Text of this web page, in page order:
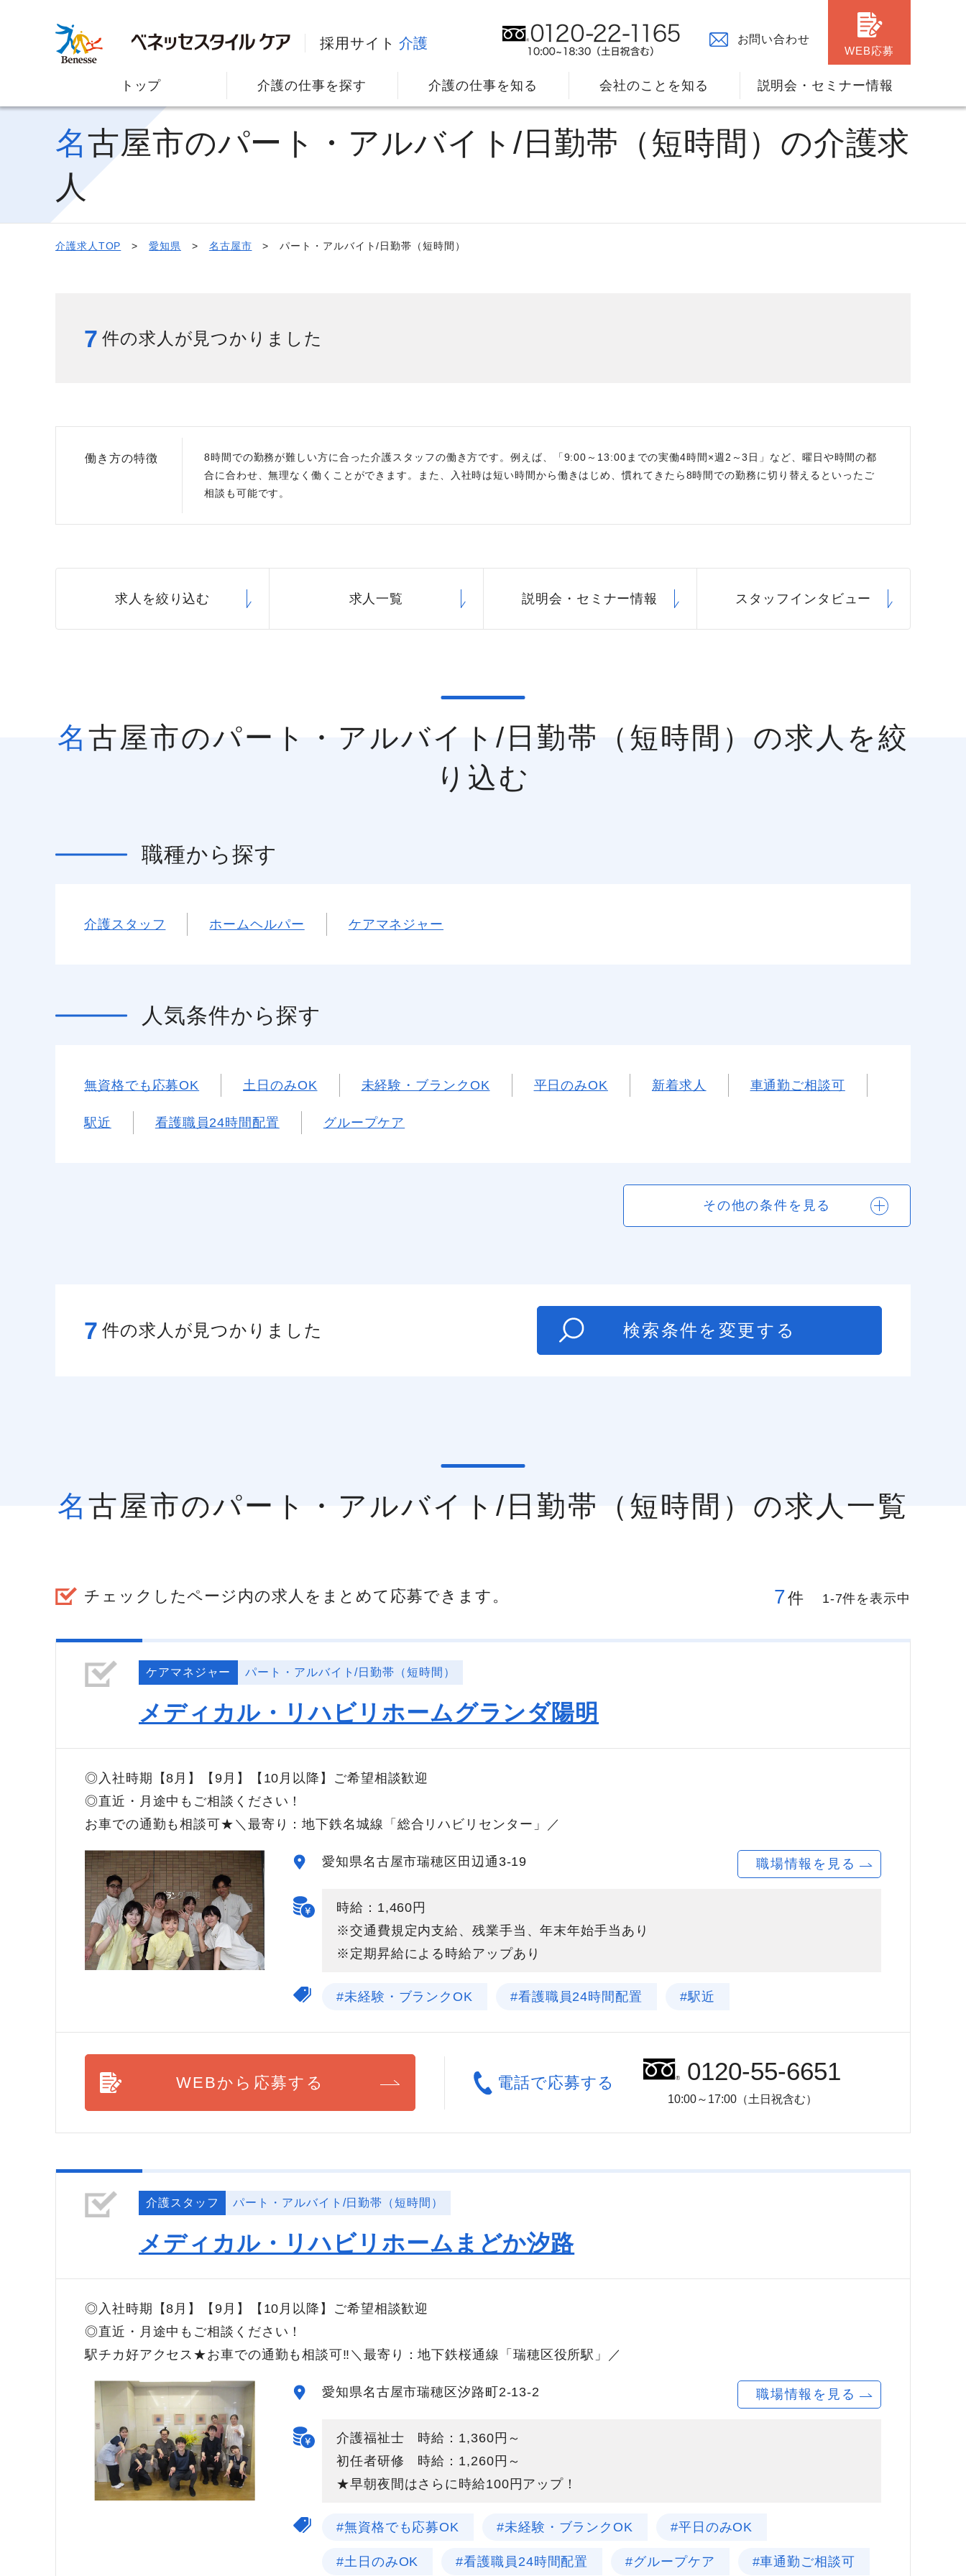
採用サイト 介護
お問い合わせ
WEB応募
トップ 介護の仕事を探す 介護の仕事を知る 会社のことを知る 説明会・セミナー情報
名古屋市のパート・アルバイト/日勤帯（短時間）の介護求
人
介護求人TOP 愛知県 名古屋市 パート・アルバイト/日勤帯（短時間）
7 件の求人が見つかりました
働き方の特徴
8時間での勤務が難しい方に合った介護スタッフの働き方です。例えば、「9:00～13:00までの実働4時間×週2～3日」など、曜日や時間の都
合に合わせ、無理なく働くことができます。また、入社時は短い時間から働きはじめ、慣れてきたら8時間での勤務に切り替えるといったご
相談も可能です。
求人を絞り込む 求人一覧 説明会・ セミナー情報 スタッフ インタビュー
名古屋市のパート・アルバイト/日勤帯（短時間）の求人を絞
り込む
職種から探す
介護スタッフ ホームヘルパー ケアマネジャー
人気条件から探す
無資格でも応募OK 土日のみOK 未経験・ブランクOK 平日のみOK 新着求人 車通勤ご相談可
駅近 看護職員24時間配置 グループケア
その他の条件を見る
7 件の求人が見つかりました 検索条件を変更する
名古屋市のパート・アルバイト/日勤帯（短時間）の求人一覧
チェックしたページ内の求人をまとめて応募できます。 7件 1-7件を表示中
ケアマネジャー パート・アルバイト/日勤帯（短時間）
メディカル・リハビリホームグランダ陽明
◎入社時期【8月】【9月】【10月以降】ご希望相談歓迎
◎直近・月途中もご相談ください！
お車での通勤も相談可★＼最寄り：地下鉄名城線「総合リハビリセンター」／
愛知県名古屋市瑞穂区田辺通3-19 職場情報を見る
時給：1,460円
※交通費規定内支給、残業手当、年末年始手当あり
※定期昇給による時給アップあり
#未経験・ブランクOK #看護職員24時間配置 #駅近
WEBから応募する 電話で応募する 0120-55-6651
10:00～17:00（土日祝含む）
介護スタッフ パート・アルバイト/日勤帯（短時間）
メディカル・リハビリホームまどか汐路
◎入社時期【8月】【9月】【10月以降】ご希望相談歓迎
◎直近・月途中もご相談ください！
駅チカ好アクセス★お車での通勤も相談可‼＼最寄り：地下鉄桜通線「瑞穂区役所駅」／
愛知県名古屋市瑞穂区汐路町2-13-2 職場情報を見る
介護福祉士 時給：1,360円～
初任者研修 時給：1,260円～
★早朝夜間はさらに時給100円アップ！
#無資格でも応募OK #未経験・ブランクOK #平日のみOK
#土日のみOK #看護職員24時間配置 #グループケア #車通勤ご相談可